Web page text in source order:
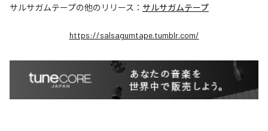
サルサガムテープの他のリリース： サルサガムテープ
https://salsagumtape.tumblr.com/